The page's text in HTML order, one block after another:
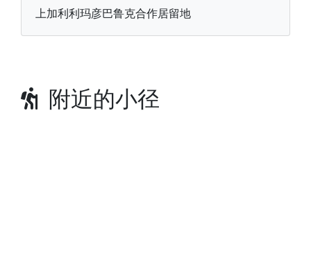
上加利利玛彦巴鲁克合作居留地
附近的小径